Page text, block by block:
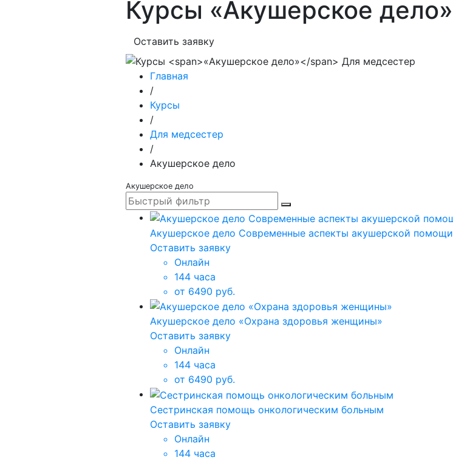
Курсы «Акушерское дело»
Оставить заявку
Главная
/
Курсы
/
Для медсестер
/
Акушерское дело
Акушерское дело
Акушерское дело Современные аспекты акушерской
Оставить заявку
Онлайн
144 часа
от 6490 руб.
Акушерское дело «Охрана здоровья женщины»
Оставить заявку
Онлайн
144 часа
от 6490 руб.
Сестринская помощь онкологическим больным
Оставить заявку
Онлайн
144 часа